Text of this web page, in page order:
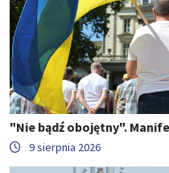
"Nie bądź obojętny".
9 sierpnia 2026